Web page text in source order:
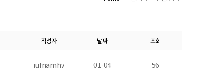
작성자 날짜 조회
iufnamhv 01-04 56